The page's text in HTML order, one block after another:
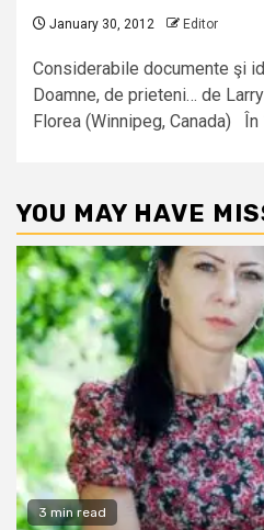
January 30, 2012 Editor
Considerabile documente
Doamne, de prieteni… de
Florea (Winnipeg, Canada) În
YOU MAY HAVE
3 min read